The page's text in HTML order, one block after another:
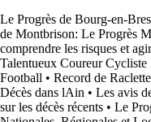
Le Progrès de Bourg-en-
de Montbrison: Le Progrès
comprendre les risques et
Talentueux Coureur Cycliste
Football • Record de
Décès dans lAin • Les avis
sur les décès récents • Le